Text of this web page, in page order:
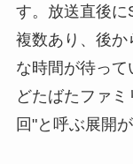
す。放送直後に
複数あり、後
な時間が待って
どたばたファ
回"と呼ぶ展開